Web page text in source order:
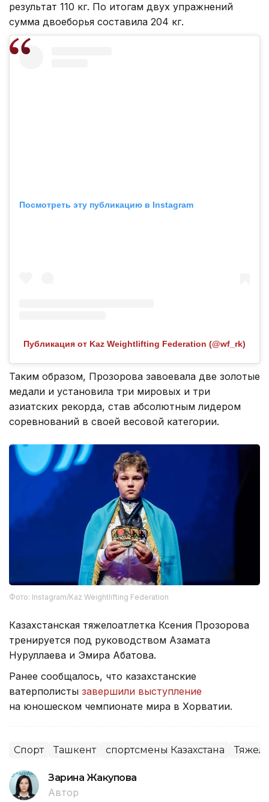
результат 110 кг. По итогам двух упражнений
сумма двоеборья составила 204 кг.
Посмотреть эту публикацию в Instagram
Публикация от Kaz Weightlifting Federation (@wf_rk)
Таким образом, Прозорова завоевала две золотые
медали и установила три мировых и три
азиатских рекорда, став абсолютным лидером
соревнований в своей весовой категории.
Фото: Instagram/Kaz Weightlifting Federation
Казахстанская тяжелоатлетка Ксения Прозорова
тренируется под руководством Азамата
Нуруллаева и Эмира Абатова.
Ранее сообщалось, что казахстанские
ватерполисты завершили выступление
на юношеском чемпионате мира в Хорватии.
Спорт Ташкент спортсмены Казахстана
Зарина Жакупова
Автор